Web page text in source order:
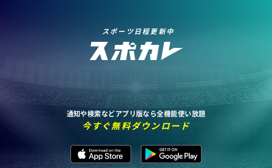
スポーツ日程更新中
通知や検索などアプリ版なら全機能使い放題
今すぐ無料ダウンロード